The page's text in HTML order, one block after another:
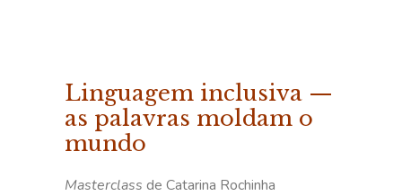
Linguagem inclusiva —
as palavras moldam o
mundo
Masterclass de Catarina Rochinha